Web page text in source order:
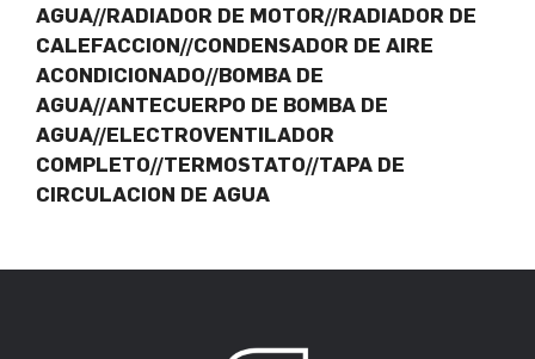
AGUA//RADIADOR DE MOTOR//RADIADOR DE
CALEFACCION//CONDENSADOR DE AIRE
ACONDICIONADO//BOMBA DE
AGUA//ANTECUERPO DE BOMBA DE
AGUA//ELECTROVENTILADOR
COMPLETO//TERMOSTATO//TAPA DE
CIRCULACION DE AGUA